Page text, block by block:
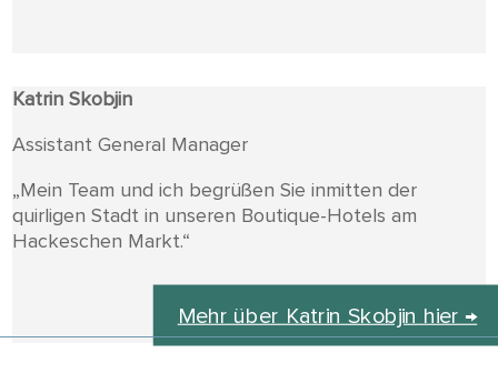
Katrin Skobjin
Assistant General Manager
„Mein Team und ich begrüßen Sie inmitten der
quirligen Stadt in unseren Boutique-Hotels am
Hackeschen Markt.“
Mehr über Katrin Skobjin hier →